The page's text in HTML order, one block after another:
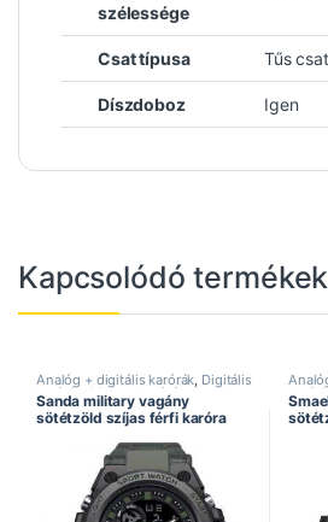
szélessége
Csat típusa Tűs csat
Díszdoboz Igen
Kapcsolódó termékek
Analóg + digitális karórák Digitális
karórák Divatos karórák Sanda
óra,Sportos karórák
Sanda military vagány
sötétzöld szíjas férfi karóra
Férfi